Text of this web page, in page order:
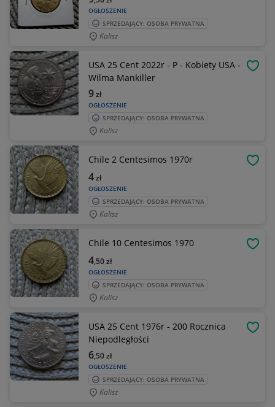
OGŁOSZENIE
SPRZEDAJĄCY: OSOBA PRYWATNA
Kalisz
USA 25 Cent 2022r - P - Kobiety USA -
Wilma Mankiller
OGŁOSZENIE
9zł
SPRZEDAJĄCY: OSOBA PRYWATNA
Kalisz
Chile 2 Centesimos 1970r
OGŁOSZENIE
4zł
SPRZEDAJĄCY: OSOBA PRYWATNA
Kalisz
Chile 10 Centesimos 1970
OGŁOSZENIE
4,50zł
SPRZEDAJĄCY: OSOBA PRYWATNA
Kalisz
USA 25 Cent 1976r - 200 Rocznica
Niepodległości
OGŁOSZENIE
6,50zł
SPRZEDAJĄCY: OSOBA PRYWATNA
Kalisz